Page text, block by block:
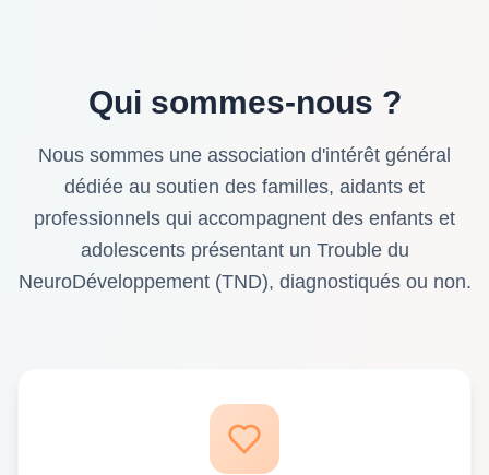
Qui sommes-nous ?
Nous sommes une association d'intérêt général
dédiée au soutien des familles, aidants et
professionnels qui accompagnent des enfants et
adolescents présentant un Trouble du
NeuroDéveloppement (TND), diagnostiqués ou non.